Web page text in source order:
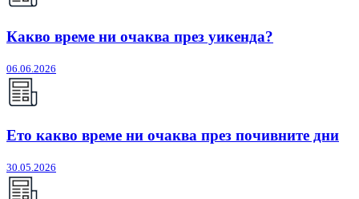
Какво време ни очаква през уикенда?
06.06.2026
Ето какво време ни очаква през почивните дни
30.05.2026